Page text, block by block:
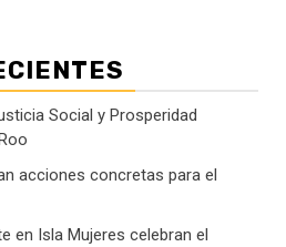
Social y Prosperidad
acciones concretas para el
en Isla Mujeres celebran el